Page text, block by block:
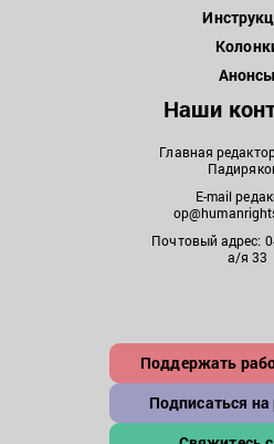
Анонсы
Наши
Главная
E-mail
Почтовый адрес:
а/я 33
Поддержать
Подписаться